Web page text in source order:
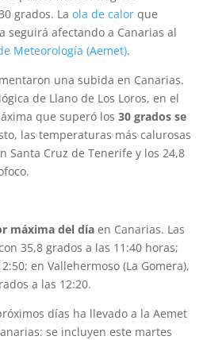
grados. La ola de calorque
seguirá afectando a Canarias al
Meteorología (Aemet).
una subida en Canarias.
de Llano de Los Loros, en el
que superó los 30 grados se
las temperaturas más calurosas
Santa Cruz de Tenerife y los 24,8
máxima del día en Canarias. Las
35,8 grados a las 11:40 horas;
en Vallehermoso (La Gomera),
a las 12:20.
días ha llevado a la Aemet
se incluyen este martes